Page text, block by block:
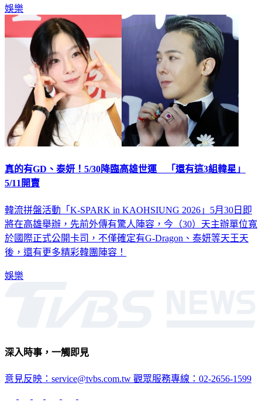
娛樂
真的有GD、泰妍！5/30降臨高雄世運 「還有這3組韓星」
5/11開賣
韓流拼盤活動「K-SPARK in KAOHSIUNG 2026」5月30日即
將在高雄舉辦，先前外傳有驚人陣容，今（30）天主辦單位寬
於國際正式公開卡司，不僅確定有G-Dragon、泰妍等天王天
後，還有更多精彩韓團陣容！
娛樂
深入時事，一觸即見
意見反映：service@tvbs.com.tw 觀眾服務專線：02-2656-1599